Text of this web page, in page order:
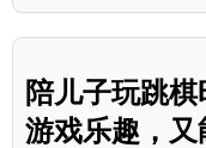
陪儿子玩跳
游戏乐趣，又